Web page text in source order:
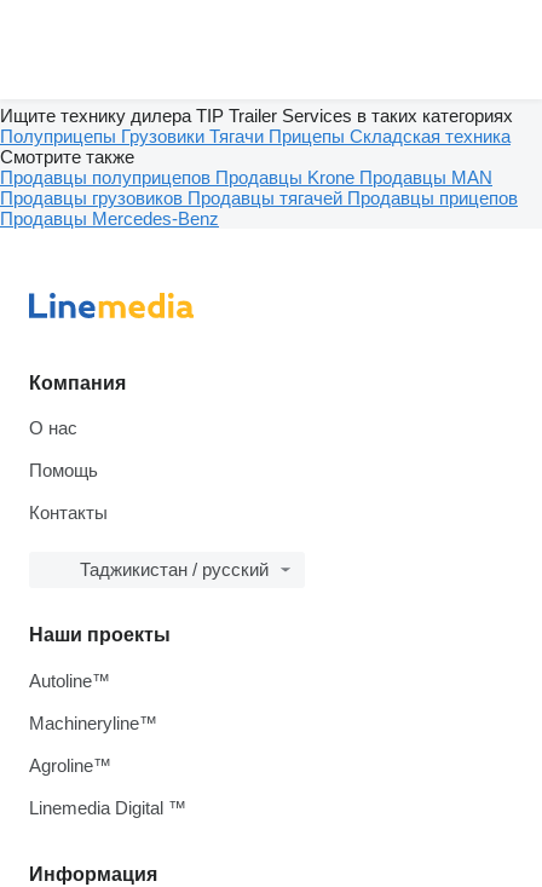
Ищите технику дилера TIP Trailer Services в таких категориях
Полуприцепы Грузовики Тягачи Прицепы Складская техника
Смотрите также
Продавцы полуприцепов Продавцы Krone Продавцы MAN
Продавцы грузовиков Продавцы тягачей Продавцы прицепов
Продавцы Mercedes-Benz
Компания
О нас
Помощь
Контакты
Таджикистан / русский
Информация
Наши проекты
Autoline™
Machineryline™
Agroline™
Linemedia Digital ™